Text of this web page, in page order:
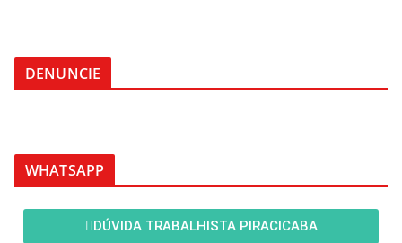
DENUNCIE
WHATSAPP
DÚVIDA TRABALHISTA PIRACICABA